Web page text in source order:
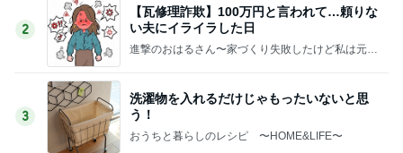
2
【瓦修理詐欺】100万円と言われて…頼りな
い夫にイライラした日
進撃のおはるさん〜家づくり失敗したけど私は元気
3
洗濯物を入れるだけじゃもったいないと思
う！
おうちと暮らしのレシピ 〜HOME&LIFE〜